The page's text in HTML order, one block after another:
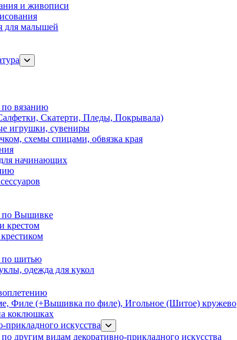
и живописи
для малышей
вязанию
Скатерти, Пледы, Покрывала)
игрушки, сувениры
схемы спицами, обвязка края
начинающих
Вышивке
крестом
шитью
одежда для кукол
Филе (+Вышивка по филе), Игольное (Шитое) кружево
коклюшках
искусства
другим видам декоративно-прикладного искусства